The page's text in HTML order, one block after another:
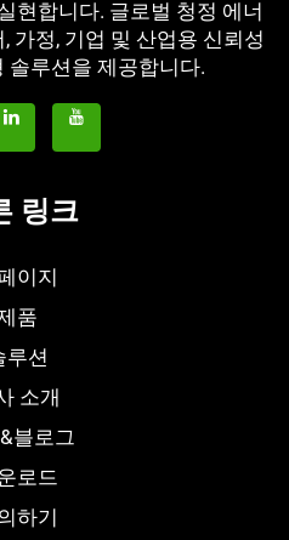
현합니다. 글로벌 청정 에너
가정, 기업 및 산업용 신뢰성
솔루션을 제공합니다.
링크
이지
품
루션
소개
블로그
로드
하기